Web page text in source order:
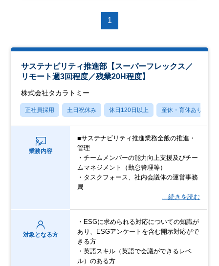
1
サステナビリティ推進部【スーパーフレックス／
リモート週3回程度／残業20H程度】
株式会社タカラトミー
正社員採用 土日祝休み 休日120日以上 産休・育休あり
業務内容
■サステナビリティ推進業務全般の推進・
管理
・チームメンバーの能力向上支援及びチー
ムマネジメント（勤怠管理等）
・タスクフォース、社内会議体の運営事務
局
…続きを読む
対象となる方
・ESGに求められる対応についての知識が
あり、ESGアンケートを含む開示対応がで
きる方
・英語スキル（英語で会議ができるレベ
ル）のある方